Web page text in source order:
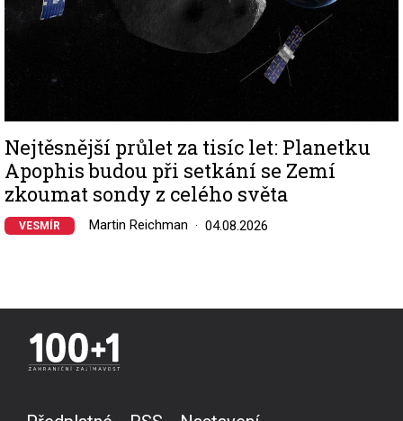
Nejtěsnější průlet za tisíc let: Planetku
Apophis budou při setkání se Zemí
zkoumat sondy z celého světa
VESMÍR Martin Reichman 04.08.2026